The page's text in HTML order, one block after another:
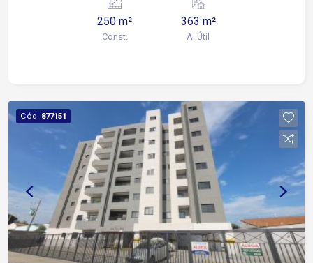
e sacada Pé direito com 4X3 Estacionamento na
frente com 3 vagas descobertas Aceita
financiamento e estuda permuta
250 m²
Const.
363 m²
A. Útil
Cód. 877151